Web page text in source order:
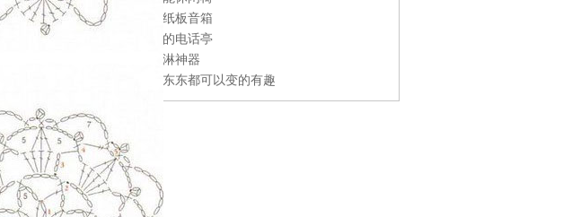
环保纸板音箱
有趣的电话亭
冰淇淋神器
任何东东都可以变的有趣